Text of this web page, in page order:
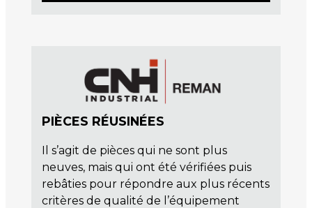
PIÈCES RÉUSINÉES
Il s’agit de pièces qui ne sont plus
neuves, mais qui ont été vérifiées puis
rebâties pour répondre aux plus récents
critères de qualité de l’équipement